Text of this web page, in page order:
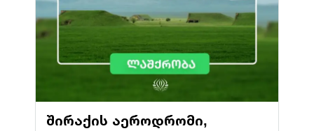
შირაქის აეროდრომი,